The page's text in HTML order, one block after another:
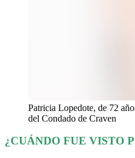
Patricia Lopedote, de 72
del Condado de Craven
¿CUÁNDO FUE VISTO